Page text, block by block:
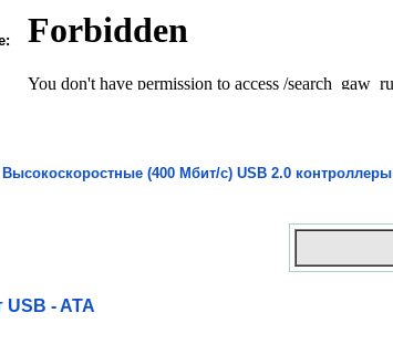
Высокоскоростные (400 Мбит/с) USB 2.0 контроллеры
- ATA